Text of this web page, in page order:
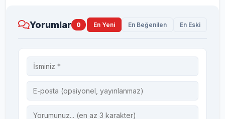
Yorumlar 0 En Yeni En Beğenilen En Eski